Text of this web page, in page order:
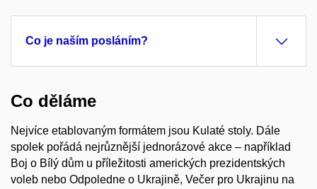
Co je naším posláním?
Co děláme
Nejvíce etablovaným formátem jsou Kulaté stoly. Dále
spolek pořádá nejrůznější jednorázové akce – například
Boj o Bílý dům u příležitosti amerických prezidentských
voleb nebo Odpoledne o Ukrajině, Večer pro Ukrajinu na